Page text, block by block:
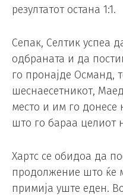
резултатот остана 1:1.
Сепак, Селтик успеа
одбраната и да
го пронајде Османд,
шеснаесетникот,
место и им го
што го бараа целиот
Хартс се обидоа да
продолжение што ќе
примија уште еден.